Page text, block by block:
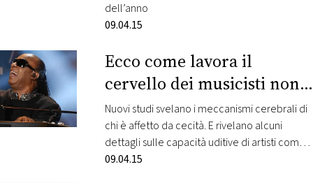
dell’anno
09.04.15
Ecco come lavora il
cervello dei musicisti non
vedenti
Nuovi studi svelano i meccanismi cerebrali di
chi è affetto da cecità. E rivelano alcuni
dettagli sulle capacità uditive di artisti come
Ray Charles o Stevie Wonder
09.04.15